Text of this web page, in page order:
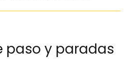
paso y paradas